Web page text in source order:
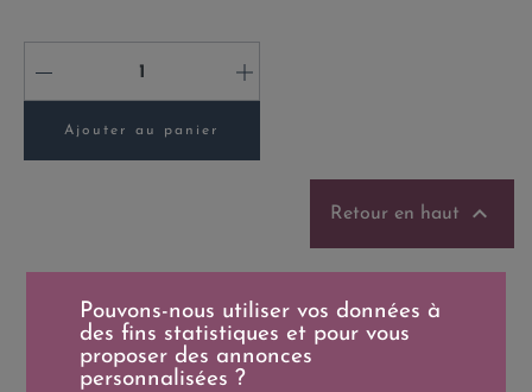
- +
Ajouter au panier
Retour en haut 
Pouvons-nous utiliser vos données à
des fins statistiques et pour vous
proposer des annonces
personnalisées ?